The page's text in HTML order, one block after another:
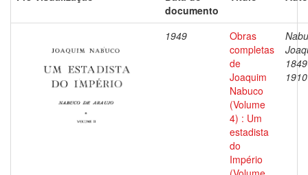
documento
1949
Obras
completas
de
Joaquim
Nabuco
(Volume
4) : Um
estadista
do
Império
1910